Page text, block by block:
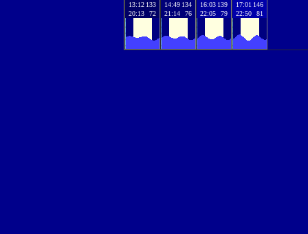
13:12 133
20:13
72
14:49 134
21:14
76
16:03 139
22:05
79
17:01 146
22:50
81